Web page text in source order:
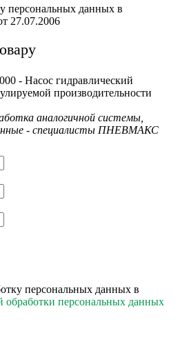
персональных данных в
27.07.2006
- Насос гидравлический
производительности
аналогичной системы,
- специалисты ПНЕВМАКС
персональных данных в
обработки персональных данных